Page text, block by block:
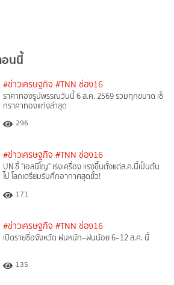
นนี้
#ข่าวเศรษฐกิจ #TNN ช่อง16
ราคาทองรูปพรรณวันนี้ 6 ส.ค. 2569 รวมทุกขนาด เช็
กราคาทองแท่งล่าสุด
296
#ข่าวเศรษฐกิจ #TNN ช่อง16
UN ชี้ "เอลนีโญ" เร่งเครื่อง แรงขึ้นตั้งแต่ส.ค.นี้เป็นต้น
ไป โลกเตรียมรับศึกอากาศสุดขั้ว!
171
#ข่าวเศรษฐกิจ #TNN ช่อง16
เปิดรายชื่อจังหวัด ฝนหนัก–ฝนน้อย 6–12 ส.ค. นี้
135